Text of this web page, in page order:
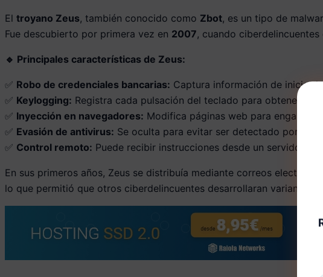
El troyano Zeus, también conocido como Zbot, es un tipo de
Fue descubierto por primera vez en 2007, cuando
🔹 Principales características de Zeus:
✅ Robo de credenciales bancarias: Captura información de inicio
✅ Keylogging: Registra cada pulsación del teclado para obtener
✅ Inyección en navegadores: Modifica páginas web para engañar a
✅ Evasión de antivirus: Se oculta para evitar ser detectado por
✅ Control remoto: Puede recibir instrucciones desde un servidor de
En sus primeros años, Zeus se distribuía mediante correos
lo que permitió que otros ciberdelincuentes desarrollaran variantes